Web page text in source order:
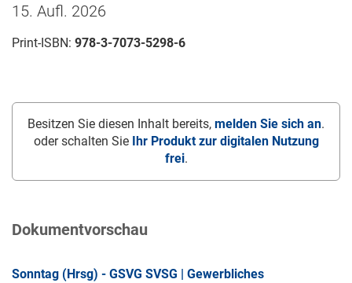
15. Aufl. 2026
Print-ISBN: 978-3-7073-5298-6
Besitzen Sie diesen Inhalt bereits, melden Sie sich an.
oder schalten Sie
Ihr Produkt zur digitalen Nutzung
frei.
Dokumentvorschau
Sonntag (Hrsg) - GSVG SVSG | Gewerbliches